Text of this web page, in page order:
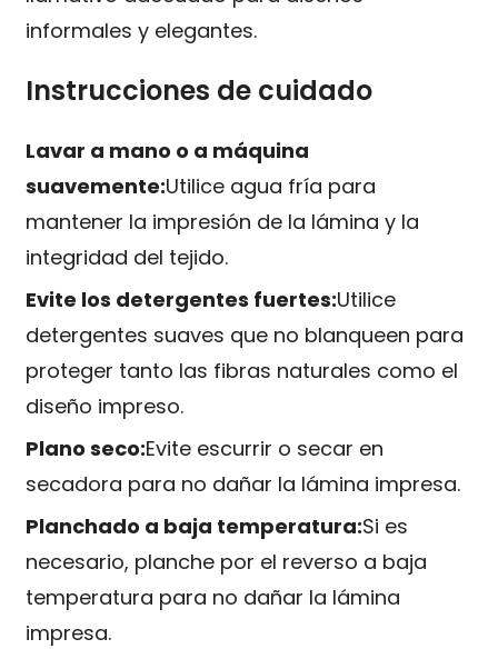
informales y elegantes.
Instrucciones de cuidado
Lavar a mano o a máquina
suavemente:Utilice agua fría para
mantener la impresión de la lámina y la
integridad del tejido.
Evite los detergentes fuertes:Utilice
detergentes suaves que no blanqueen para
proteger tanto las fibras naturales como el
diseño impreso.
Plano seco:Evite escurrir o secar en
secadora para no dañar la lámina impresa.
Planchado a baja temperatura:Si es
necesario, planche por el reverso a baja
temperatura para no dañar la lámina
impresa.